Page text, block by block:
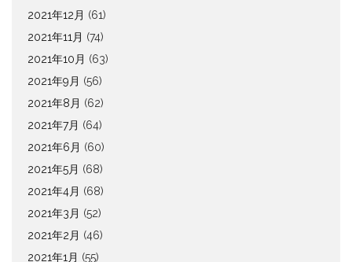
2021年12月 (61)
2021年11月 (74)
2021年10月 (63)
2021年9月 (56)
2021年8月 (62)
2021年7月 (64)
2021年6月 (60)
2021年5月 (68)
2021年4月 (68)
2021年3月 (52)
2021年2月 (46)
2021年1月 (55)